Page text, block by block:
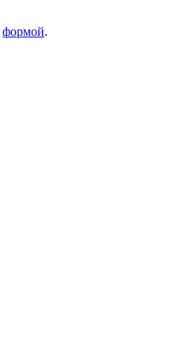
формой.